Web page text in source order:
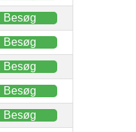
Besøg
Besøg
Besøg
Besøg
Besøg